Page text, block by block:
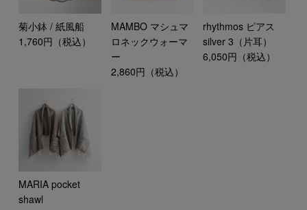
菊小鉢 / 紙風船
1,760円（税込）
MAMBO マシュマ
ロネックウォーマ
ー
2,860円（税込）
rhythmos ピアス
silver 3（片耳）
6,050円（税込）
MARIA pocket
shawl